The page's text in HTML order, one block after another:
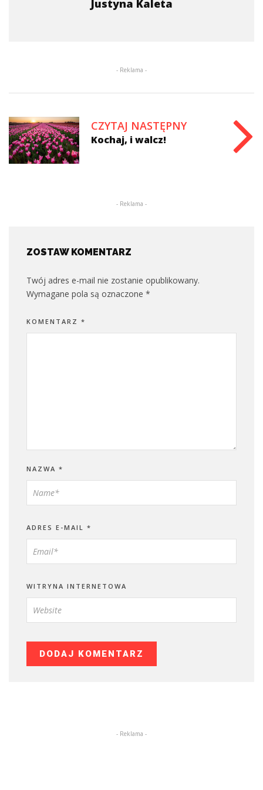
Justyna Kaleta
- Reklama -
CZYTAJ NASTĘPNY
Kochaj, i walcz!
- Reklama -
ZOSTAW KOMENTARZ
Twój adres e-mail nie zostanie opublikowany.
Wymagane pola są oznaczone *
KOMENTARZ *
NAZWA *
ADRES E-MAIL *
WITRYNA INTERNETOWA
- Reklama -